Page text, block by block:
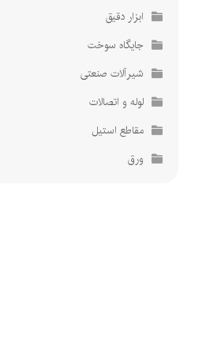
پشتیبانی تخصصی
پاسخگویی 24 ساعته
پشتیبانی تخصصی
پاسخگویی 24 ساعته
ابزار دقیق
جایگاه سوخت
شیرآلات صنعتی
لوله و اتصالات
مقاطع استیل
ورق